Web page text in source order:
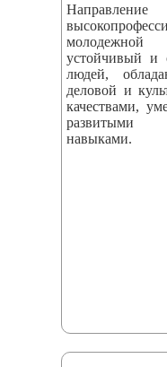
молодежной
устойчивый и
людей,
деловой и
качествами,
развитыми
навыками.